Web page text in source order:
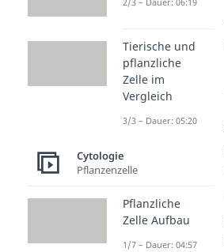
Zellplasma
„Retikulum“
bedeutet
Das
also ein
das sich
befindet. Die
vom Zellplasma
bezeichnest du
Tierische und
pflanzliche
Zelle im
Vergleich
3/3 – Dauer: 05:20
Cytologie
Pflanzenzelle
Pflanzliche
Zelle Aufbau
1/7 – Dauer: 04:57